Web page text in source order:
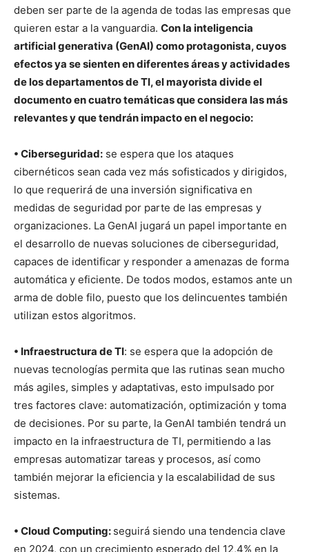
deben ser parte de la agenda de todas las empresas que
quieren estar a la vanguardia. Con la inteligencia
artificial generativa (GenAI) como protagonista, cuyos
efectos ya se sienten en diferentes áreas y actividades
de los departamentos de TI, el mayorista divide el
documento en cuatro temáticas que considera las más
relevantes y que tendrán impacto en el negocio:
• Ciberseguridad: se espera que los ataques
cibernéticos sean cada vez más sofisticados y dirigidos,
lo que requerirá de una inversión significativa en
medidas de seguridad por parte de las empresas y
organizaciones. La GenAI jugará un papel importante en
el desarrollo de nuevas soluciones de ciberseguridad,
capaces de identificar y responder a amenazas de forma
automática y eficiente. De todos modos, estamos ante un
arma de doble filo, puesto que los delincuentes también
utilizan estos algoritmos.
• Infraestructura de TI: se espera que la adopción de
nuevas tecnologías permita que las rutinas sean mucho
más agiles, simples y adaptativas, esto impulsado por
tres factores clave: automatización, optimización y toma
de decisiones. Por su parte, la GenAI también tendrá un
impacto en la infraestructura de TI, permitiendo a las
empresas automatizar tareas y procesos, así como
también mejorar la eficiencia y la escalabilidad de sus
sistemas.
• Cloud Computing: seguirá siendo una tendencia clave
en 2024, con un crecimiento esperado del 12,4% en la